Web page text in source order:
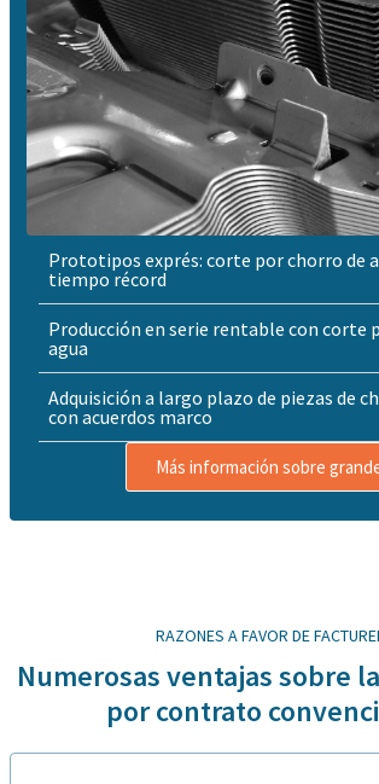
Prototipos exprés: corte por chorro de
tiempo récord
Producción en serie rentable con corte
agua
Adquisición a largo plazo de piezas de
con acuerdos marco
Más información sobre
RAZONES A FAVOR DE
Numerosas ventajas sobre
por contrato